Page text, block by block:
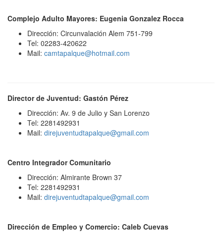
Complejo Adulto Mayores: Eugenia Gonzalez Rocca
Dirección: Circunvalación Alem 751-799
Tel: 02283-420622
Mail: camtapalque@hotmail.com
Director de Juventud: Gastón Pérez
Dirección: Av. 9 de Julio y San Lorenzo
Tel: 2281492931
Mail: direjuventudtapalque@gmail.com
Centro Integrador Comunitario
Dirección: Almirante Brown 37
Tel: 2281492931
Mail: direjuventudtapalque@gmail.com
Dirección de Empleo y Comercio: Caleb Cuevas